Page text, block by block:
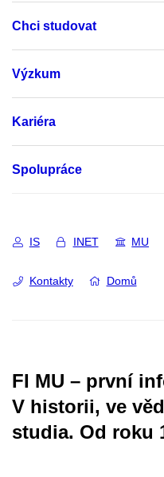
Chci studovat
Výzkum
Kariéra
Spolupráce
IS INET MU
Kontakty Domů
FI MU – první
V historii, ve
studia. Od roku